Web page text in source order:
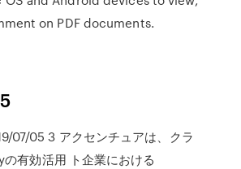
on PDF documents.
07/05 3 アクセンチュアは、クラ
有効活用 ト企業における